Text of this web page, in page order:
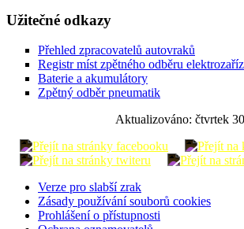
Užitečné odkazy
Přehled zpracovatelů autovraků
Registr míst zpětného odběru
Baterie a akumulátory
Zpětný odběr pneumatik
Aktualizováno: čtvrtek
Verze pro slabší zrak
Zásady používání souborů cookies
Prohlášení o přístupnosti